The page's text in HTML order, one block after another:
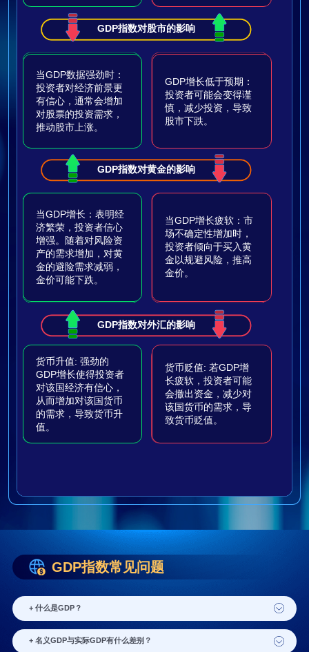
当GDP数据强劲时：
投资者对经济前景更
有信心，通常会增加
对股票的投资需求，
推动股市上涨。
当GDP增长：表明经
济繁荣，投资者信心
增强。随着对风险资
产的需求增加，对黄
金的避险需求减弱，
金价可能下跌。
货币升值: 强劲的
GDP增长使得投资者
对该国经济有信心，
从而增加对该国货币
的需求，导致货币升
值。
GDP指数对股市的影响
GDP指数对黄金的影响
GDP指数对外汇的影响
GDP增长低于预期：
投资者可能会变得谨
慎，减少投资，导致
股市下跌。
当GDP增长疲软：市
场不确定性增加时，
投资者倾向于买入黄
金以规避风险，推高
金价。
货币贬值: 若GDP增
长疲软，投资者可能
会撤出资金，减少对
该国货币的需求，导
致货币贬值。
GDP指数常见问题
+ 什么是GDP？
+ 名义GDP与实际GDP有什么差别？